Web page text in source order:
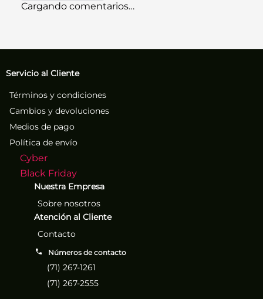
Cargando comentarios…
Servicio al Cliente
Términos y condiciones
Cambios y devoluciones
Medios de pago
Política de envío
Cyber
Black Friday
Nuestra Empresa
Sobre nosotros
Atención al Cliente
Contacto
Números de contacto
(71) 267-1261
(71) 267-2555